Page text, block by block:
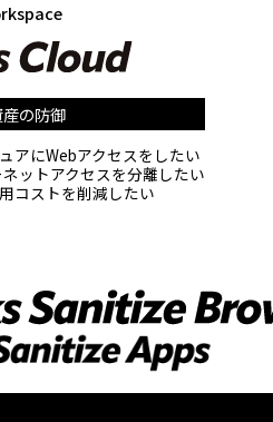
の防御
アにWebアクセスをしたい
ットアクセスを分離したい
コストを削減したい